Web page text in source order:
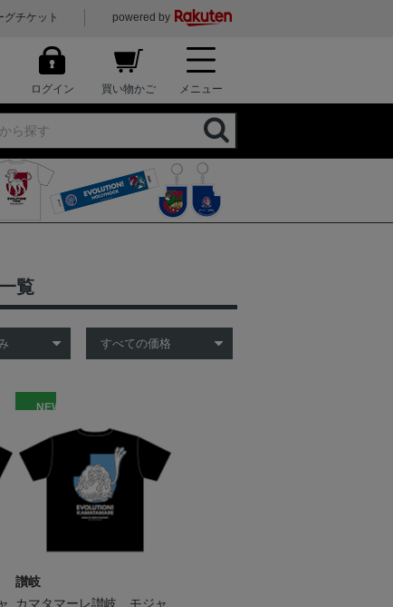
グチケット powered by
ログイン 買い物かご メニュー
覧
NEW
讃岐
カマタマーレ讃岐 モジャ